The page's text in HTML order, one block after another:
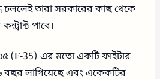
চললেই তারা সরকারের কাছ থেকে
পাবে।
(F-35) এর মতো একটি ফাইটার
বছর লাগিয়েছে এবং একেকটির